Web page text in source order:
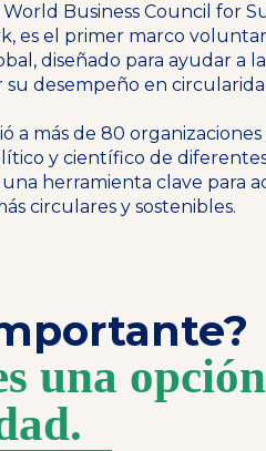
Business Council for
es el primer marco
diseñado para ayudar a
desempeño en
a más de 80 organizaciones
y científico de
herramienta clave para
circulares y sostenibles.
una